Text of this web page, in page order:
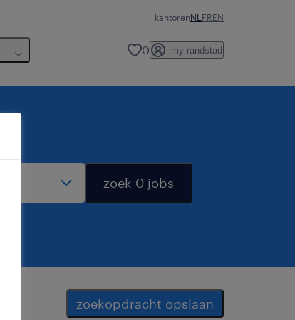
kantorenNL FREN
0 my randstad
zoek 0 jobs
zoekopdracht opslaan